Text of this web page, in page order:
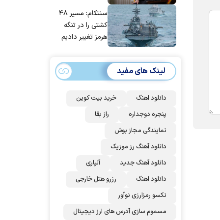
مردم ایران استسنتکام: مسیر ۴۸
کشتی را در تنگه
هرمز تغییر دادیم
لینک های مفید
دانلود اهنگ
خرید بیت کوین
پنجره دوجداره
راز بقا
نمایندگی مجاز بوش
دانلود آهنگ رز‌ موزیک
دانلود آهنگ جدید
آلپاری
دانلود اهنگ
رزرو هتل خارجی
نکسو رمزارزی نوآور
مسموم سازی آدرس های ارز دیجیتال